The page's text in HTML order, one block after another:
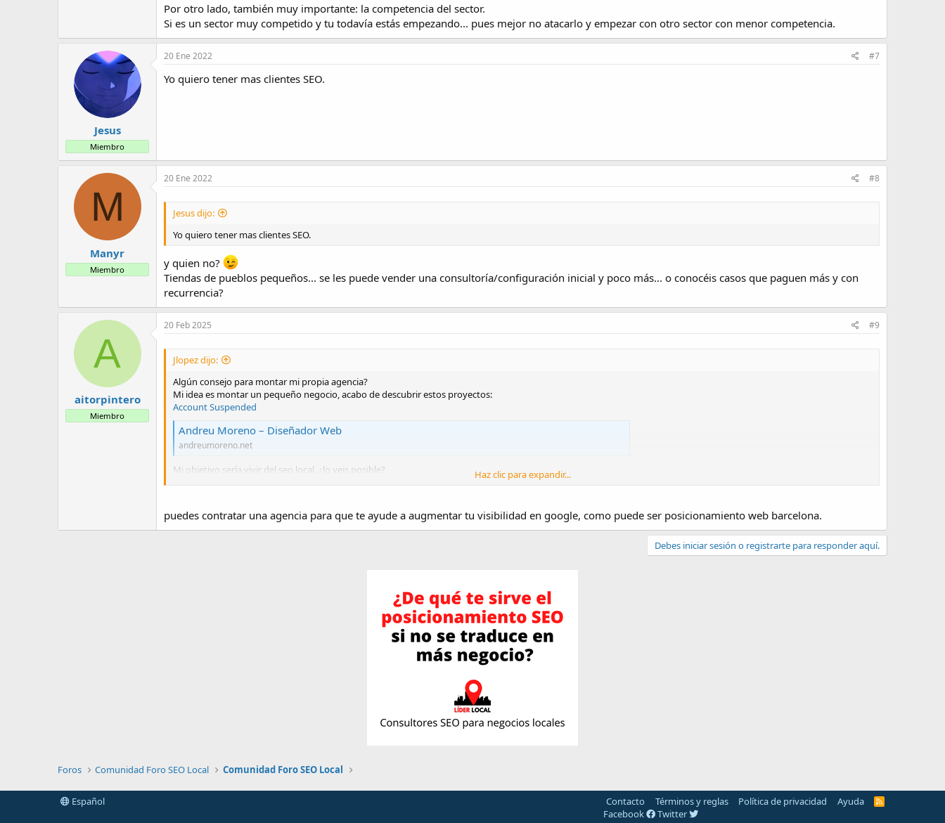
Por otro lado, también muy importante: la competencia del sector.
Si es un sector muy competido y tu todavía estás empezando... pues mejor no atacarlo y empezar con otro sector con menor competencia.
Jesus
Miembro
20 Ene 2022 #7
Yo quiero tener mas clientes SEO.
M
Manyr
Miembro
20 Ene 2022 #8
Jesus dijo:
Yo quiero tener mas clientes SEO.
y quien no?
Tiendas de pueblos pequeños... se les puede vender una consultoría/configuración inicial y poco más... o conocéis casos que paguen más y con
recurrencia?
A
aitorpintero
Miembro
20 Feb 2025 #9
Jlopez dijo:
Algún consejo para montar mi propia agencia?
Mi idea es montar un pequeño negocio, acabo de descubrir estos proyectos:
Account Suspended
Andreu Moreno – Diseñador Web
andreumoreno.net
Mi objetivo sería vivir del seo local, ¿lo veis posible?
Haz clic para expandir...
puedes contratar una agencia para que te ayude a augmentar tu visibilidad en google, como puede ser posicionamiento web barcelona.
Debes iniciar sesión o registrarte para responder aquí.
Foros Comunidad Foro SEO Local Comunidad Foro SEO Local
Español Contacto Términos y reglas Política de privacidad Ayuda
R
Facebook Twitter